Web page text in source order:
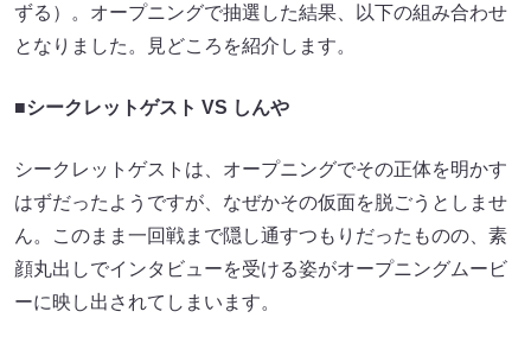
ずる）。オープニングで抽選した結果、以下の組み合わせ
となりました。見どころを紹介します。
■シークレットゲスト VS しんや
シークレットゲストは、オープニングでその正体を明かす
はずだったようですが、なぜかその仮面を脱ごうとしませ
ん。このまま一回戦まで隠し通すつもりだったものの、素
顔丸出しでインタビューを受ける姿がオープニングムービ
ーに映し出されてしまいます。